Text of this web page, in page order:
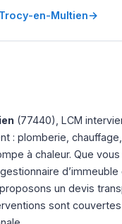
en-Multien→
(77440), LCM
: plomberie,
à chaleur. Que
un devis
sont